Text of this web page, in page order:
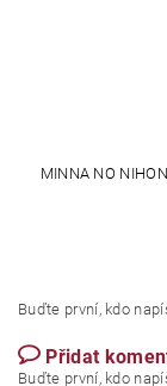
MINNA NO
Buďte první, kdo
Přidat
Buďte první, kdo